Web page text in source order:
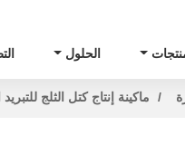
الحلول
ماكينة إنتاج كتل الثلج للتبريد